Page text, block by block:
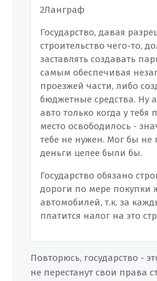
2Ланграф
Государство, давая
строительство чего-то,
заставлять создавать
самым обеспечивая
проезжей части, либо
бюджетные средства. Ну
авто только когда у тебя
место освободилось -
тебе не нужен. Мог бы не
деньги целее были бы.
Государство обязано
дороги по мере покупки
автомобилей, т.к. за
платится налог на это
Повторюсь, государство -
не перестанут свои права